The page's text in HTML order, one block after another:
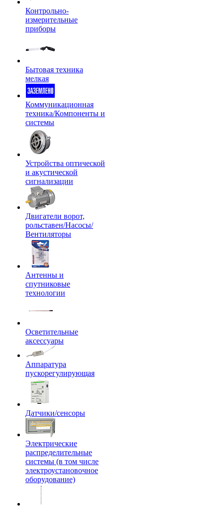
Контрольно-
измерительные
приборы
Бытовая техника
мелкая
Коммуникационная
техника/Компоненты и
системы
Устройства оптической
и акустической
сигнализации
Двигатели ворот,
рольставен/Насосы/
Вентиляторы
Антенны и
спутниковые
технологии
Осветительные
аксессуары
Аппаратура
пускорегулирующая
Датчики/сенсоры
Электрические
распределительные
системы (в том числе
электроустановочное
оборудование)